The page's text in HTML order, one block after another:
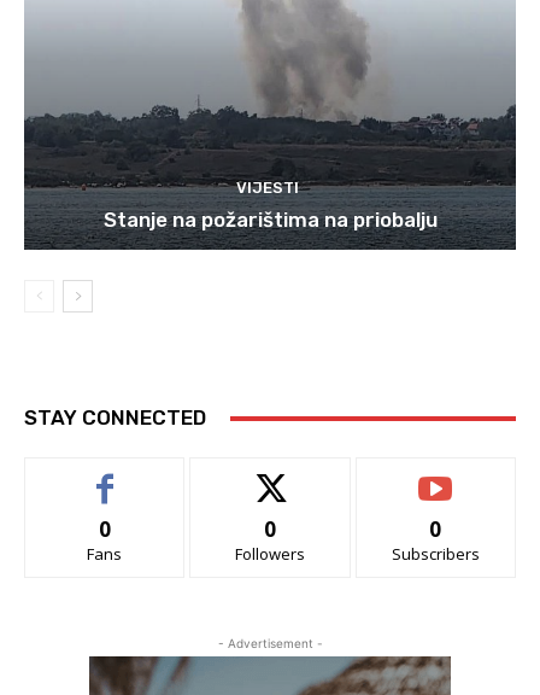
VIJESTI
Stanje na požarištima na priobalju
STAY CONNECTED
0
Fans
0
Followers
0
Subscribers
- Advertisement -